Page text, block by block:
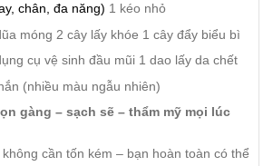
chân, đa năng) 1 kéo nhỏ
móng 2 cây lấy khóe 1 cây đẩy biểu bì
cụ vệ sinh đầu mũi 1 dao lấy da chết
(nhiều màu ngẫu nhiên)
gàng – sạch sẽ – thẩm mỹ mọi lúc
cần tốn kém – bạn hoàn toàn có thể